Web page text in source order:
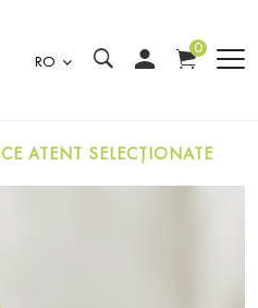
RO
0
ATENT SELECȚIONATE